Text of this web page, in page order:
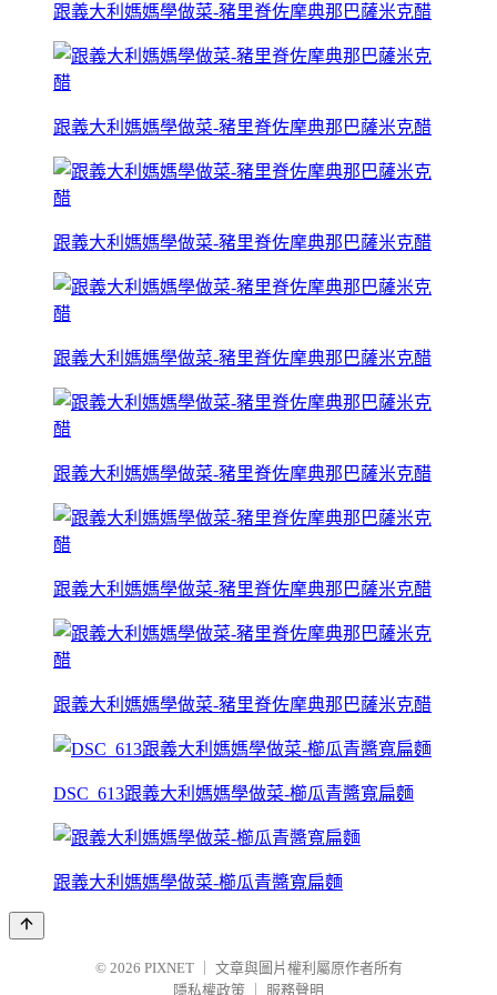
跟義大利媽媽學做菜-豬里脊佐摩典那巴薩米克醋
跟義大利媽媽學做菜-豬里脊佐摩典那巴薩米克醋
跟義大利媽媽學做菜-豬里脊佐摩典那巴薩米克醋
跟義大利媽媽學做菜-豬里脊佐摩典那巴薩米克醋
跟義大利媽媽學做菜-豬里脊佐摩典那巴薩米克醋
跟義大利媽媽學做菜-豬里脊佐摩典那巴薩米克醋
跟義大利媽媽學做菜-豬里脊佐摩典那巴薩米克醋
DSC_613跟義大利媽媽學做菜-櫛瓜青醬寬扁麵
跟義大利媽媽學做菜-櫛瓜青醬寬扁麵
© 2026 PIXNET
文章與圖片權利屬原作者所有
隱私權政策
服務聲明